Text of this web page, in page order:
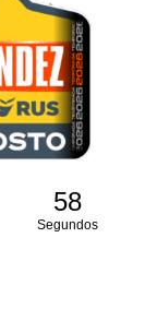
58
Segundos